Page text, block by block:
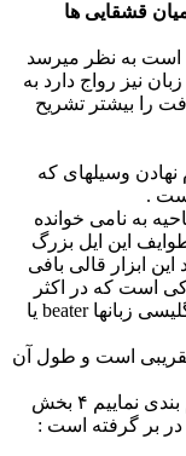
قشقایی ها
است به نظر میرسد
نیز رواج دارد به
را بیشتر تشریح
نهادن وسیلهای که
.
به نامی خوانده
این ایل بزرگ
ابزار قالی بافی
است که در اکثر
مناطق ترک زبان متداول است این واژه را انگلیسی زبانها beater یا
است و طول آن
کرکیت قشقایی را اگر از نظر ظاهری تقسیم بندی نماییم ۴ بخش